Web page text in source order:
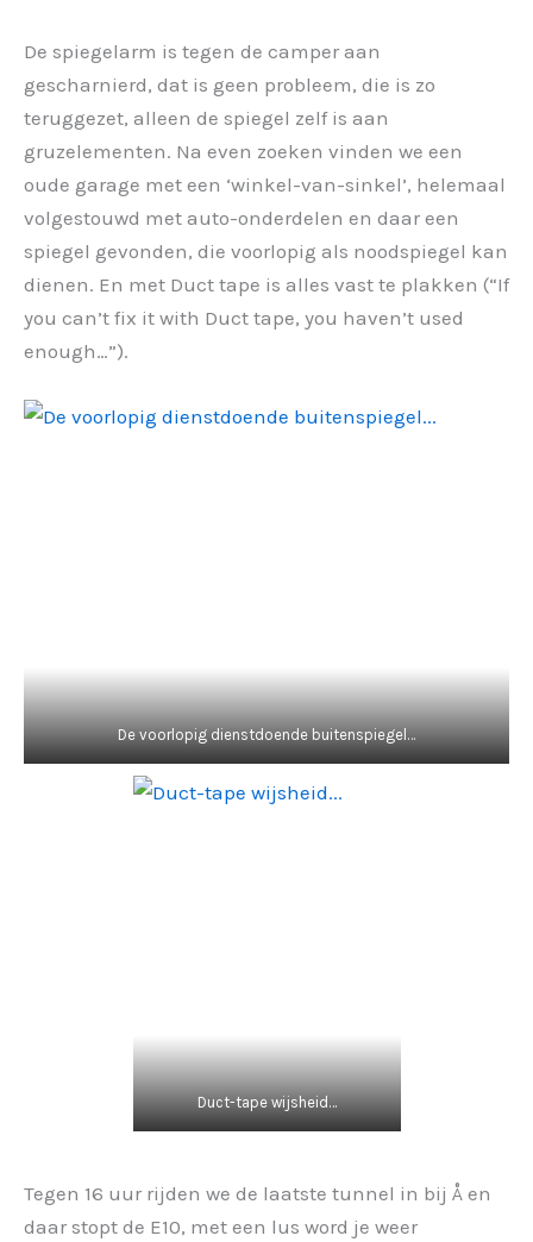
De spiegelarm is tegen de camper aan
gescharnierd, dat is geen probleem, die is zo
teruggezet, alleen de spiegel zelf is aan
gruzelementen. Na even zoeken vinden we een
oude garage met een ‘winkel-van-sinkel’, helemaal
volgestouwd met auto-onderdelen en daar een
spiegel gevonden, die voorlopig als noodspiegel kan
dienen. En met Duct tape is alles vast te plakken (“If
you can’t fix it with Duct tape, you haven’t used
enough…”).
De voorlopig dienstdoende buitenspiegel…
Duct-tape wijsheid…
Tegen 16 uur rijden we de laatste tunnel in bij Å en
daar stopt de E10, met een lus word je weer